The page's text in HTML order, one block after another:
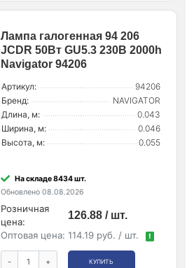
Лампа галогенная 94 206
JCDR 50Вт GU5.3 230В 2000h
Navigator 94206
Артикул:
94206
Бренд:
NAVIGATOR
Длина, м:
0.043
Ширина, м:
0.046
Высота, м:
0.055
На складе 8434 шт.
Обновлено 08.08.2026
Розничная
цена:
126.88 / шт.
Оптовая цена: 114.19 руб. / шт. !
- + КУПИТЬ